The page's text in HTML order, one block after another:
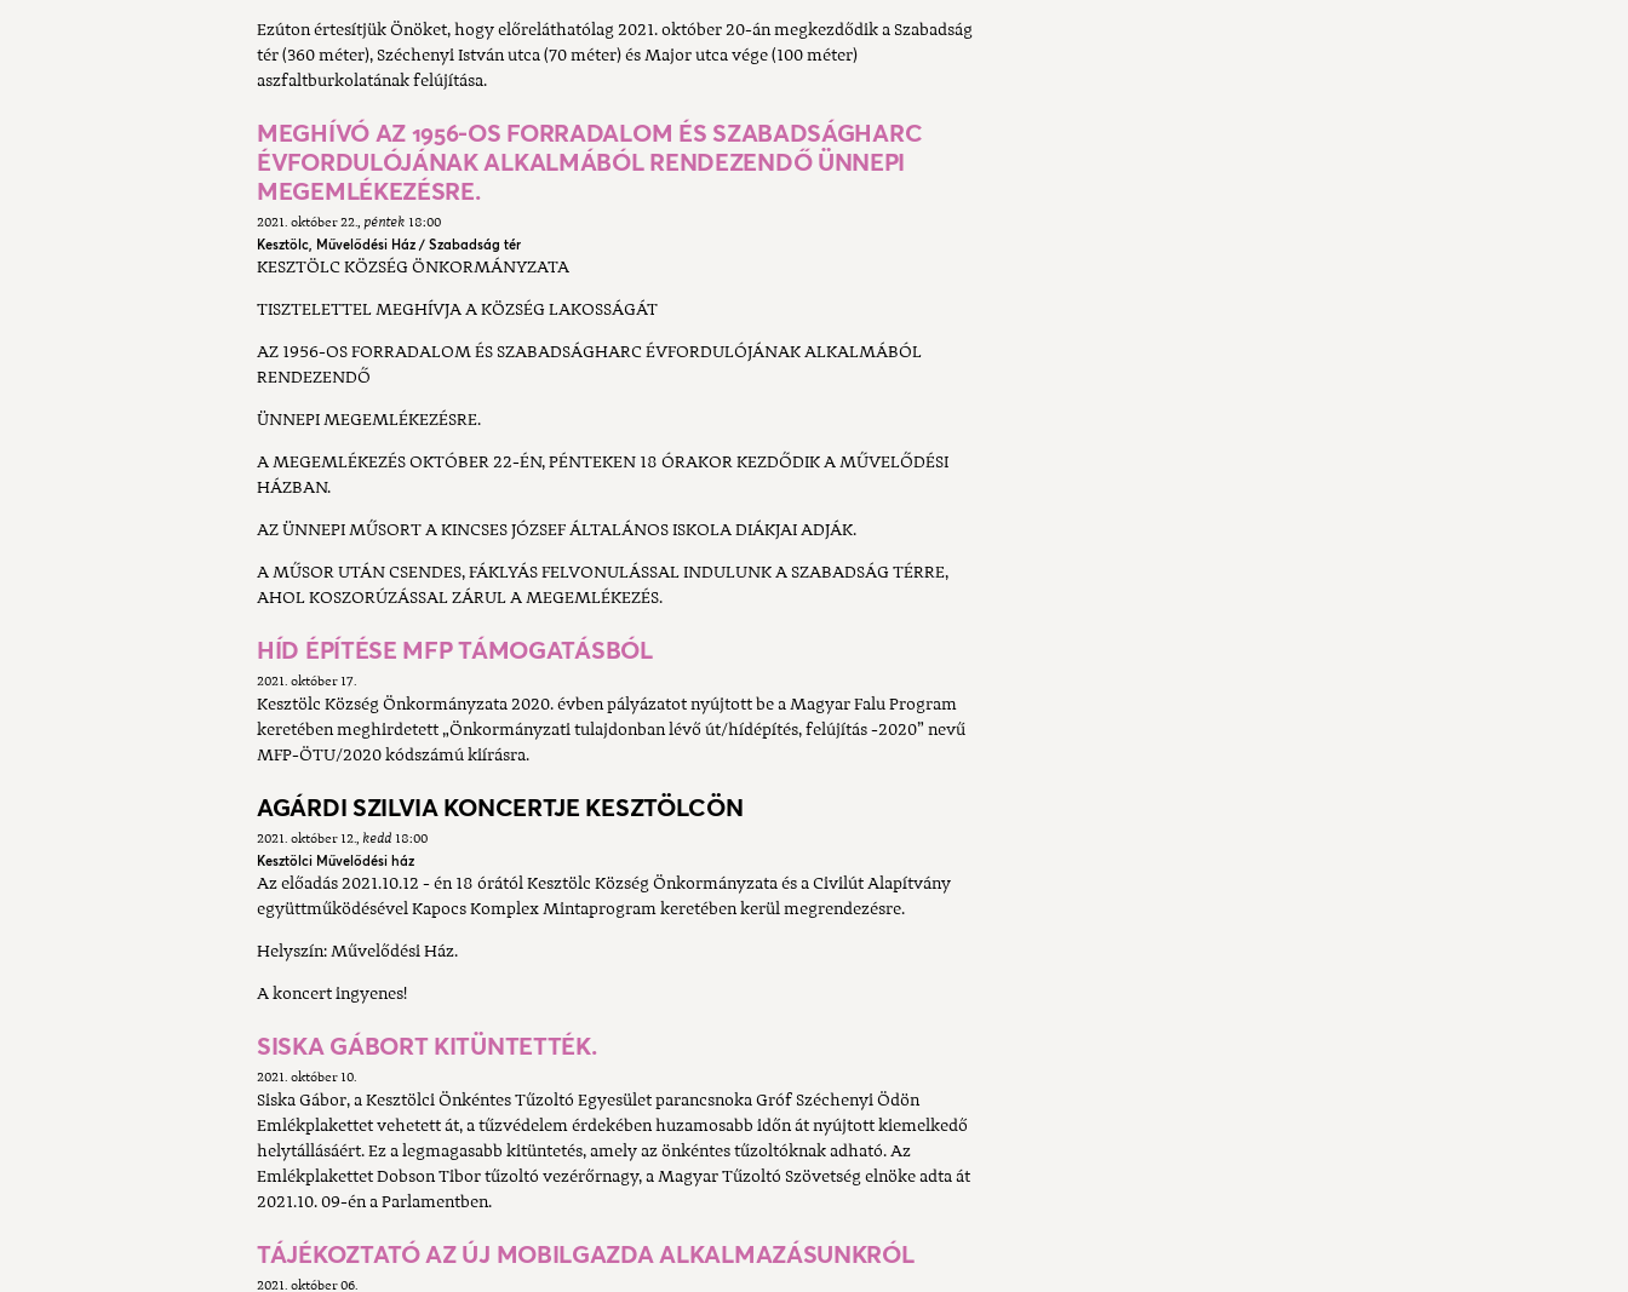
Ezúton értesítjük Önöket, hogy előreláthatólag 2021. október 20-án megkezdődik a Szabadság
tér (360 méter), Széchenyi István utca (70 méter) és Major utca vége (100 méter)
aszfaltburkolatának felújítása.
MEGHÍVÓ AZ 1956-OS FORRADALOM ÉS SZABADSÁGHARC
ÉVFORDULÓJÁNAK ALKALMÁBÓL RENDEZENDŐ ÜNNEPI
MEGEMLÉKEZÉSRE.
2021. október 22. péntek 18:00
Kesztölc, Művelődési Ház / Szabadság tér
KESZTÖLC KÖZSÉG ÖNKORMÁNYZATA
TISZTELETTEL MEGHÍVJA A KÖZSÉG LAKOSSÁGÁT
AZ 1956-OS FORRADALOM ÉS SZABADSÁGHARC ÉVFORDULÓJÁNAK ALKALMÁBÓL
RENDEZENDŐ
ÜNNEPI MEGEMLÉKEZÉSRE.
A MEGEMLÉKEZÉS OKTÓBER 22-ÉN, PÉNTEKEN 18 ÓRAKOR KEZDŐDIK A MŰVELŐDÉSI
HÁZBAN.
AZ ÜNNEPI MŰSORT A KINCSES JÓZSEF ÁLTALÁNOS ISKOLA DIÁKJAI ADJÁK.
A MŰSOR UTÁN CSENDES, FÁKLYÁS FELVONULÁSSAL INDULUNK A SZABADSÁG TÉRRE,
AHOL KOSZORÚZÁSSAL ZÁRUL A MEGEMLÉKEZÉS.
HÍD ÉPÍTÉSE MFP TÁMOGATÁSBÓL
2021. október 17.
Kesztölc Község Önkormányzata 2020. évben pályázatot nyújtott be a Magyar Falu Program
keretében meghirdetett „Önkormányzati tulajdonban lévő út/hídépítés, felújítás -2020” nevű
MFP-ÖTU/2020 kódszámú kiírásra.
AGÁRDI SZILVIA KONCERTJE KESZTÖLCÖN
2021. október 12. kedd 18:00
Kesztölci Művelődési ház
Az előadás 2021.10.12 - én 18 órától Kesztölc Község Önkormányzata és a Civilút Alapítvány
együttműködésével Kapocs Komplex Mintaprogram keretében kerül megrendezésre.
Helyszín: Művelődési Ház.
A koncert ingyenes!
SISKA GÁBORT KITÜNTETTÉK.
2021. október 10.
Siska Gábor, a Kesztölci Önkéntes Tűzoltó Egyesület parancsnoka Gróf Széchenyi Ödön
Emlékplakettet vehetett át, a tűzvédelem érdekében huzamosabb időn át nyújtott kiemelkedő
helytállásáért. Ez a legmagasabb kitüntetés, amely az önkéntes tűzoltóknak adható. Az
Emlékplakettet Dobson Tibor tűzoltó vezérőrnagy, a Magyar Tűzoltó Szövetség elnöke adta át
2021.10. 09-én a Parlamentben.
TÁJÉKOZTATÓ AZ ÚJ MOBILGAZDA ALKALMAZÁSUNKRÓL
2021. október 06.